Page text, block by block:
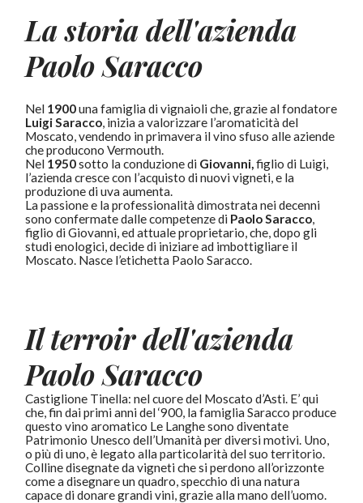
La storia dell'azienda
Paolo Saracco
Nel 1900una famiglia di vignaioli che, grazie al fondatore
Luigi Saracco , inizia a valorizzare l’aromaticità del
Moscato, vendendo in primavera il vino sfuso alle aziende
che producono Vermouth.
Nel 1950sotto la conduzione di Giovanni, figlio di Luigi,
l’azienda cresce con l’acquisto di nuovi vigneti, e la
produzione di uva aumenta.
La passione e la professionalità dimostrata nei decenni
sono confermate dalle competenze di Paolo Saracco
figlio di Giovanni, ed attuale proprietario, che, dopo gli
studi enologici, decide di iniziare ad imbottigliare il
Moscato. Nasce l’etichetta Paolo Saracco.
Il terroir dell'azienda
Paolo Saracco
Castiglione Tinella: nel cuore del Moscato d’Asti. E’ qui
che, fin dai primi anni del ‘900, la famiglia Saracco produce
questo vino aromatico Le Langhe sono diventate
Patrimonio Unesco dell’Umanità per diversi motivi. Uno,
o più di uno, è legato alla particolarità del suo territorio.
Colline disegnate da vigneti che si perdono all’orizzonte
come a disegnare un quadro, specchio di una natura
capace di donare grandi vini, grazie alla mano dell’uomo.